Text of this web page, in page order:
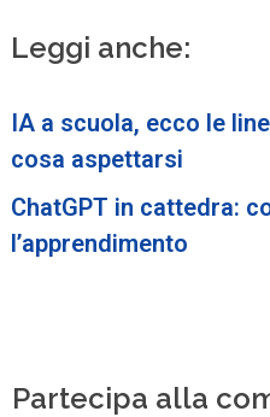
Leggi anche:
IA a scuola, ecco le
cosa aspettarsi
ChatGPT in cattedra:
l’apprendimento
Partecipa alla